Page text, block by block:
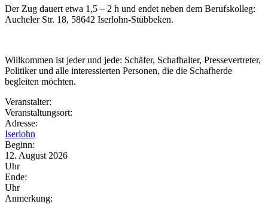
Der Zug dauert etwa 1,5 – 2 h und endet neben dem Berufskolleg:
Aucheler Str. 18, 58642 Iserlohn-Stübbeken.
Willkommen ist jeder und jede: Schäfer, Schafhalter, Pressevertreter,
Politiker und alle interessierten Personen, die die Schafherde
begleiten möchten.
Veranstalter:
Veranstaltungsort:
Adresse:
Iserlohn
Beginn:
12. August 2026
Uhr
Ende:
Uhr
Anmerkung: